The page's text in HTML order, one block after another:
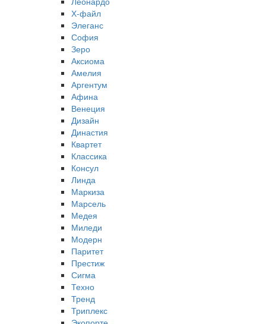
Х-файл
Элеганс
София
Зеро
Аксиома
Амелия
Аргентум
Афина
Венеция
Дизайн
Династия
Квартет
Классика
Консул
Линда
Маркиза
Марсель
Медея
Миледи
Модерн
Паритет
Престиж
Сигма
Техно
Тренд
Триплекс